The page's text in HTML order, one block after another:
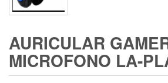
AURICULAR
MICROFONO LA-